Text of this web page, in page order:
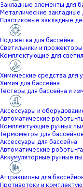
Закладные элементы для
Металлические закладные
Пластиковые закладные
Подсветка для бассейна
Светильники и
Комплектующие для
Химические средства для
Химия для бассейна
Тестеры для бассейна и
Аксессуары и
Автоматические роботы-
Комплектующие ручных
Термометры для бассейнов
Аксессуары для бассейна
Автоматические роботы-
Аккумуляторные ручные
Аттракционы для
Противотоки и